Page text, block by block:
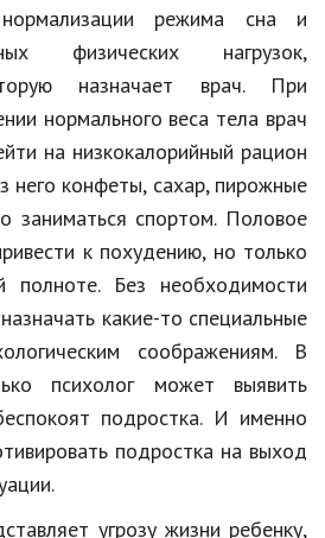
режима сна и
физических нагрузок,
назначает врач. При
нормального веса тела врач
на низкокалорийный рацион
него конфеты, сахар, пирожные
заниматься спортом. Половое
к похудению, но только
полноте. Без необходимости
какие-то специальные
соображениям. В
психолог может выявить
подростка. И именно
подростка на выход
угрозу жизни ребенку,